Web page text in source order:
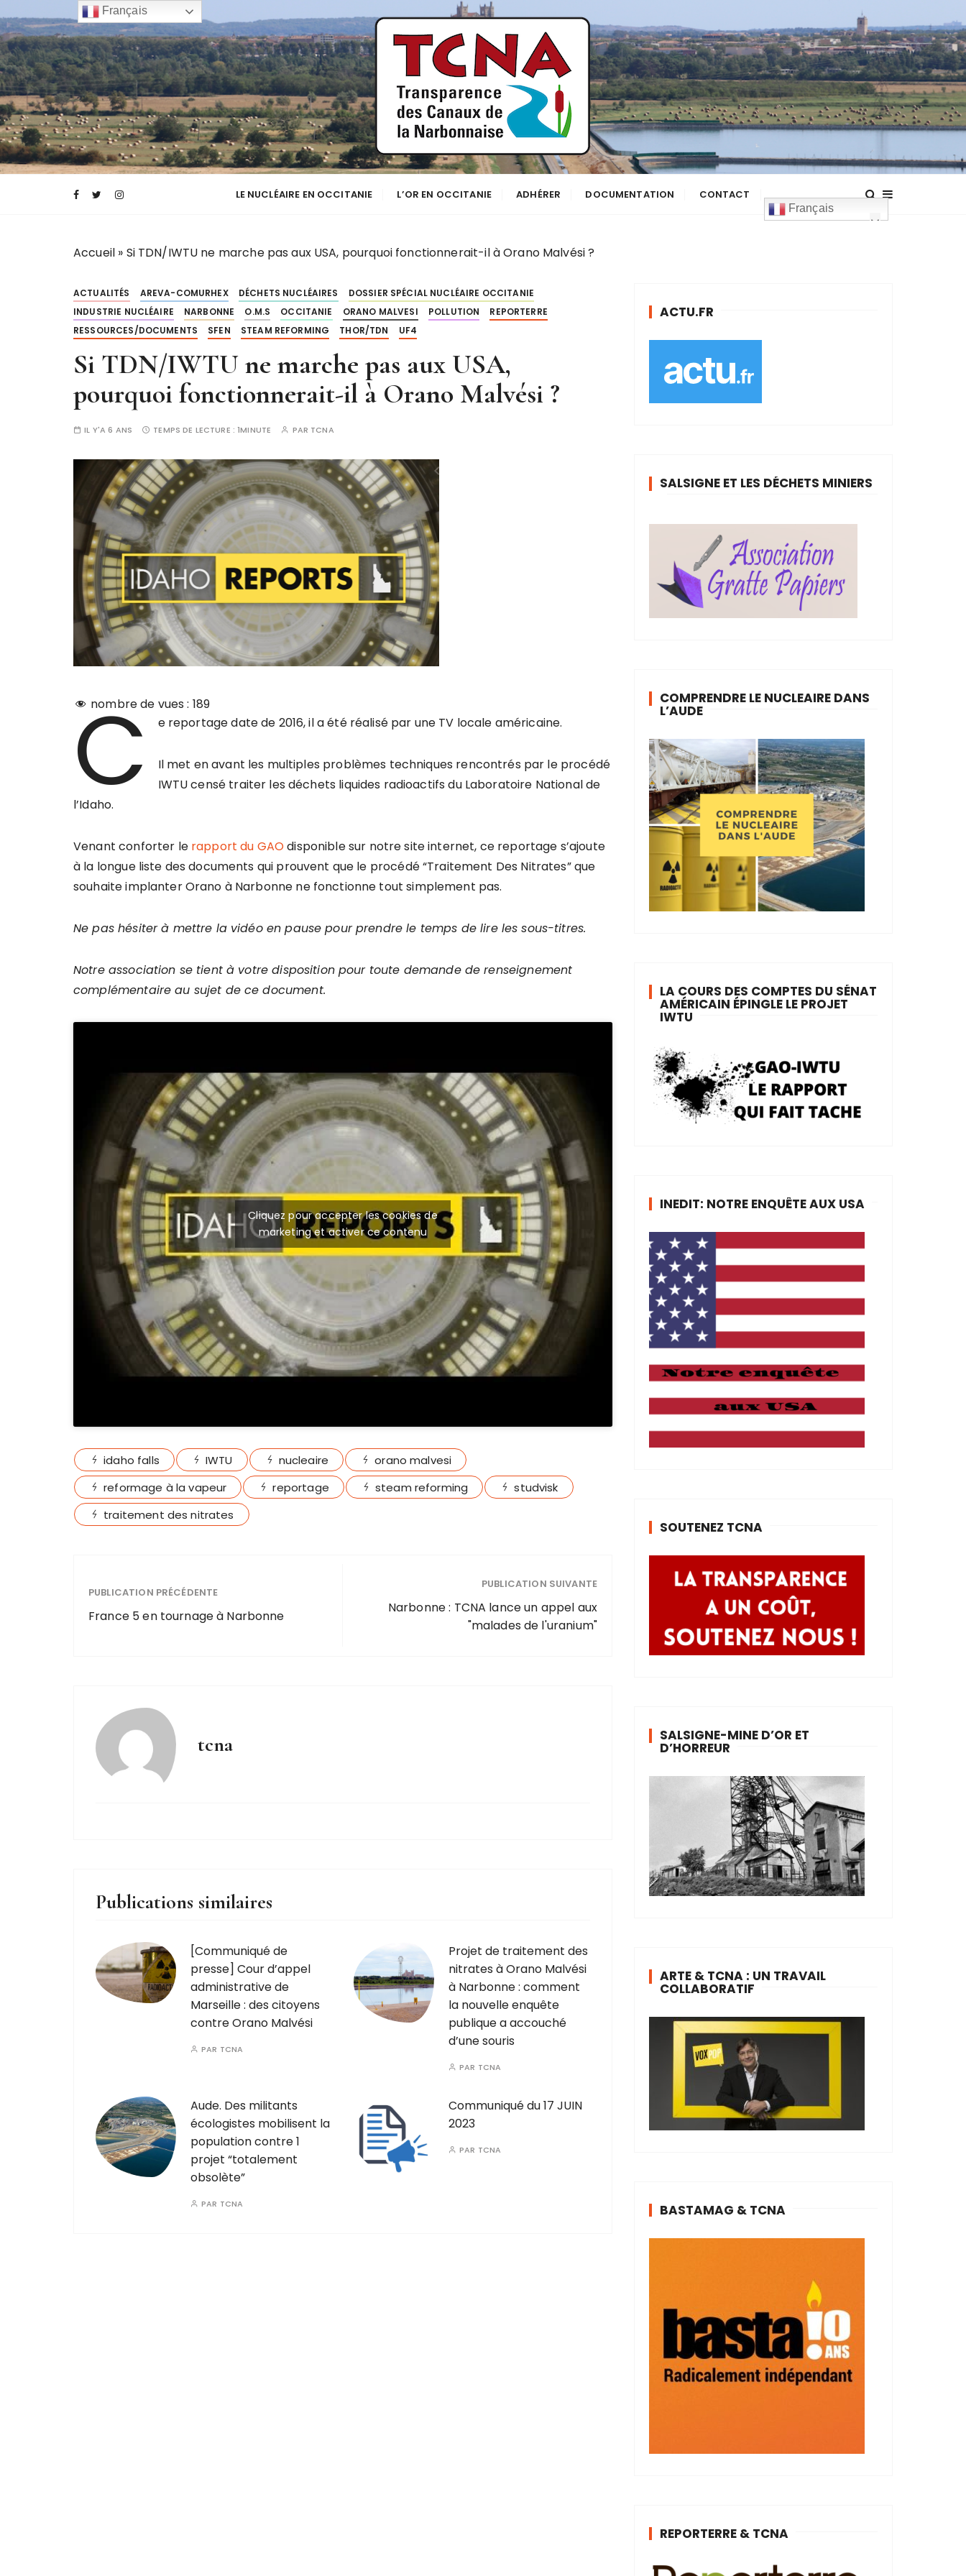
a
s
s
e
r
a
u
c
o
TCNA NARBONNE
Transparence des canaux de la narbonnaise
LE NUCLÉAIRE EN OCCITANIE L’OR EN OCCITANIE ADHÉRER DOCUMENTATION CONTACT
Français
Accueil » Si TDN/IWTU ne marche pas aux USA, pourquoi fonctionnerait-il à Orano Malvési ?
ACTUALITÉS AREVA-COMURHEX DÉCHETS NUCLÉAIRES
DOSSIER SPÉCIAL NUCLÉAIRE OCCITANIE
INDUSTRIE NUCLÉAIRE
NARBONNE O.M.S OCCITANIE ORANO MALVESI POLLUTION
REPORTERRE
RESSOURCES/DOCUMENTS
SFEN STEAM REFORMING THOR/TDN UF4
Si TDN/IWTU ne marche pas aux USA,
pourquoi fonctionnerait-il à Orano Malvési ?
IL Y'A 6 ANS TEMPS DE LECTURE :1MINUTE PAR TCNA
nombre de vues : 189
C e reportage date de 2016, il a été réalisé par une TV locale américaine.
Il met en avant les multiples problèmes techniques rencontrés par le procédé
IWTU censé traiter les déchets liquides radioactifs du Laboratoire National de
l’Idaho.
Venant conforter le rapport du GAOdisponible sur notre site internet, ce reportage s’ajoute
à la longue liste des documents qui prouvent que le procédé “Traitement Des Nitrates” que
souhaite implanter Orano à Narbonne ne fonctionne tout simplement pas.
Ne pas hésiter à mettre la vidéo en pause pour prendre le temps de lire les sous-titres.
Notre association se tient à votre disposition pour toute demande de renseignement
complémentaire au sujet de ce document.
Cliquez pour accepter les cookies de
marketing et activer ce contenu
idaho falls IWTU nucleaire
orano malvesi
reformage à la vapeur
reportage steam reforming
studvisk
traitement des nitrates
PUBLICATION PRÉCÉDENTE
France 5 en tournage à Narbonne
PUBLICATION SUIVANTE
Narbonne : TCNA lance un appel aux
"malades de l'uranium"
tcna
Publications similaires
[Communiqué de
presse] Cour d’appel
administrative de
Marseille : des citoyens
contre Orano Malvési
PAR TCNA
Projet de traitement des
nitrates à Orano Malvési
à Narbonne : comment
la nouvelle enquête
publique a accouché
d’une souris
PAR TCNA
Aude. Des militants
écologistes mobilisent la
population contre 1
projet “totalement
obsolète”
PAR TCNA
Communiqué du 17 JUIN
2023
PAR TCNA
ACTU.FR
SALSIGNE ET LES DÉCHETS MINIERS
COMPRENDRE LE NUCLEAIRE DANS
L’AUDE
LA COURS DES COMPTES DU SÉNAT
AMÉRICAIN ÉPINGLE LE PROJET
IWTU
INEDIT: NOTRE ENQUÊTE AUX USA
SOUTENEZ TCNA
SALSIGNE-MINE D’OR ET
D’HORREUR
ARTE & TCNA : UN TRAVAIL
COLLABORATIF
BASTAMAG & TCNA
REPORTERRE & TCNA
Français